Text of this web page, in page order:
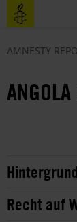
Direkt
zum
Benutzermenü
AMNESTY
Hintergrund
Recht auf